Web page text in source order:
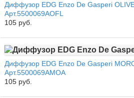
Диффузор EDG Enzo De Gasperi
Арт.5500069AOFL
105 руб.
Диффузор EDG Enzo De Gasperi
Арт.5500069AMOA
105 руб.